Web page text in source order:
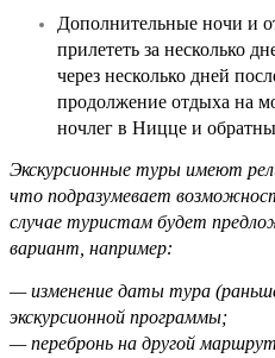
Дополнительные ночи и
прилететь за несколько
через несколько дней
продолжение отдыха на
ночлег в Ницце и
Экскурсионные туры имеют
что подразумевает
случае туристам будет
вариант, например:
— изменение даты тура
экскурсионной программы;
— перебронь на другой